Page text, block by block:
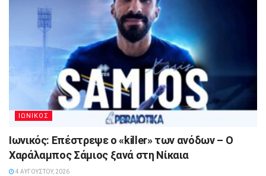
ΙΩΝΙΚΟΣ
Ιωνικός: Επέστρεψε ο «killer» των ανόδων – Ο
Χαράλαμπος Σάμιος ξανά στη Νίκαια
4 ΑΥΓΟΎΣΤΟΥ, 2026